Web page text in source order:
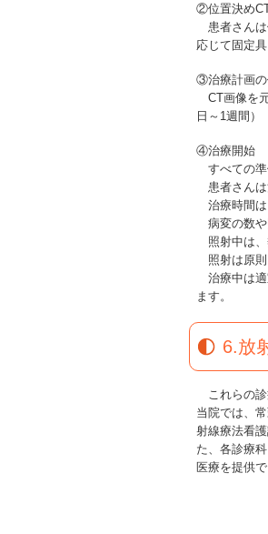
②位置決め
患者さんは
応じて固定
③治療計画の
CT画像を
日～1週間）
④治療開始
すべての準
患者さんは
治療時間は
病変の数や
照射中は、
照射は原則
治療中は適
ます。
6.放
これらの診
当院では、
射線療法看
た、各診療
医療を提供